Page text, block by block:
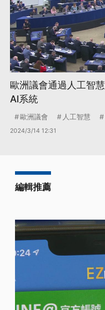
歐洲議會通過人工智
AI系統
歐洲議會 人工智慧
2024/3/14 12:31
編輯推薦